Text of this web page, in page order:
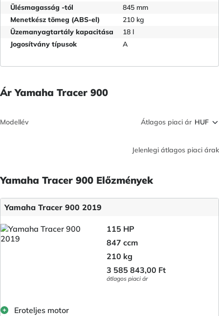
Ülésmagasság -tól
845 mm
Menetkész tömeg (ABS-el)
210 kg
Üzemanyagtartály kapacitása
18 l
Jogosítvány típusok
A
Ár Yamaha Tracer 900
Modellév Átlagos piaci ár
Jelenlegi átlagos piaci árak
Yamaha Tracer 900 Előzmények
Yamaha Tracer 900 2019
115 HP
847 ccm
210 kg
3 585 843,00 Ft
átlagos piaci ár
Eroteljes motor